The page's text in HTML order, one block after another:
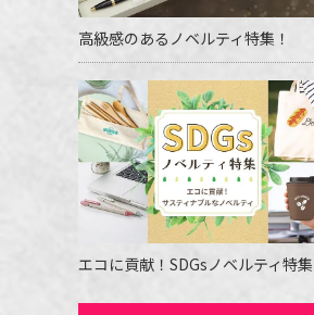
高級感のあるノベルティ特集！
エコに貢献！SDGsノベルティ特集